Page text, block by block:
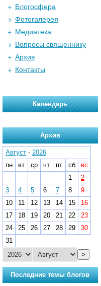
Блогосфера
Фотогалерея
Медиатека
Вопросы священнику
Архив
Контакты
Календарь
Архив
Август - 2026
пн
вт ср чт пт сб
вс
1
2
3
4 5 6 7 8
9
10
11 12 13 14 15
16
17
18 19 20 21 22
23
24
25 26 27 28 29
30
31
>
Последние темы блогов